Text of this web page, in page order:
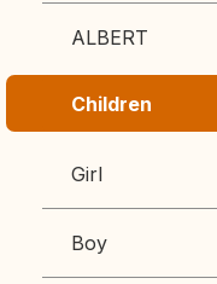
ALBERT
Children
Girl
Boy